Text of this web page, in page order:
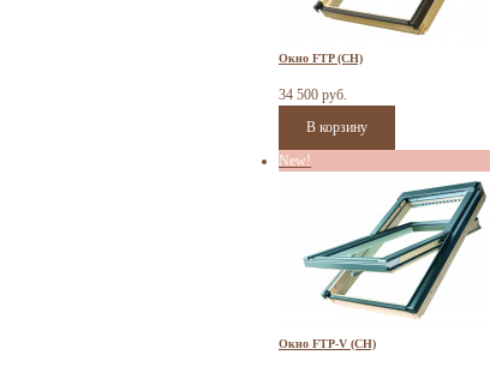
Окно FTP (CH)
34 500 руб.
New!
Окно FTP-V (CH)